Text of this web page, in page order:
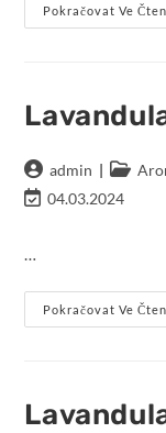
Pokračovat Ve
Autor
příspěvku
admin
Rubriky
příspěvku
Poslední
04.03.2024
…
Pokračovat Ve